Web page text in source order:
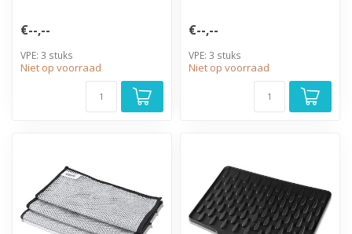
€--,--
VPE: 3 stuks
Niet op voorraad
€--,--
VPE: 3 stuks
Niet op voorraad